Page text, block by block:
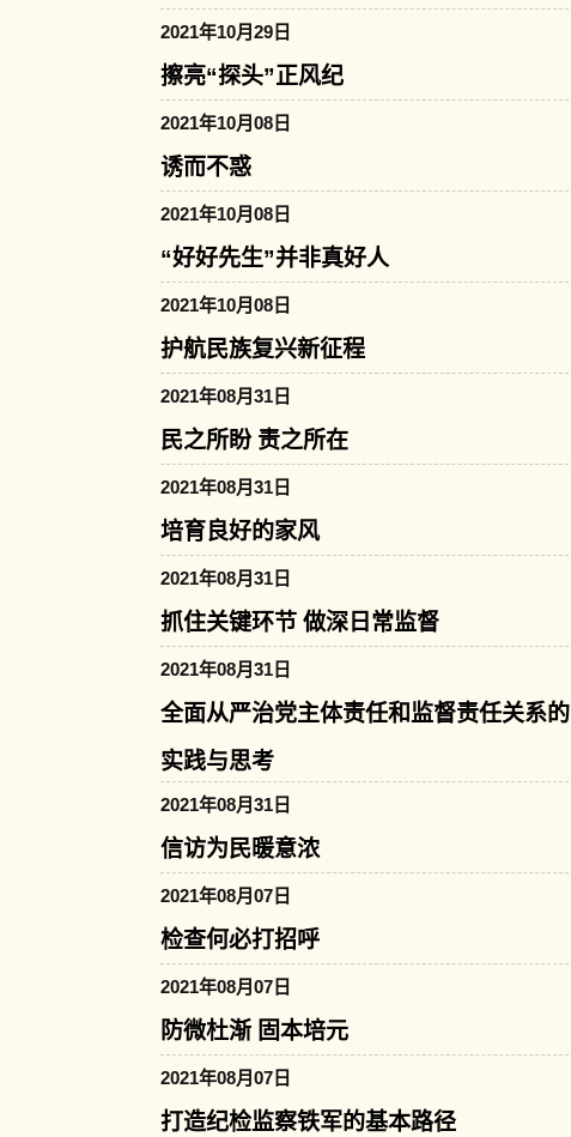
2021年10月29日
擦亮“探头”正风纪
2021年10月08日
诱而不惑
2021年10月08日
“好好先生”并非真好人
2021年10月08日
护航民族复兴新征程
2021年08月31日
民之所盼 责之所在
2021年08月31日
培育良好的家风
2021年08月31日
抓住关键环节 做深日常监督
2021年08月31日
全面从严治党主体责任和监督责任关系的
实践与思考
2021年08月31日
信访为民暖意浓
2021年08月07日
检查何必打招呼
2021年08月07日
防微杜渐 固本培元
2021年08月07日
打造纪检监察铁军的基本路径